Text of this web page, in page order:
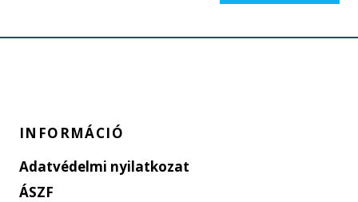
INFORMÁCIÓ
Adatvédelmi nyilatkozat
ÁSZF